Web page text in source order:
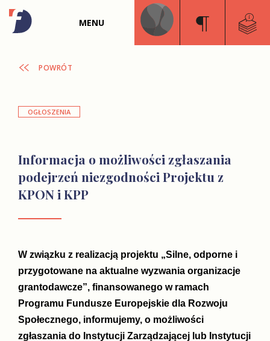
MENU
POWRÓT
OGŁOSZENIA
Informacja o możliwości zgłaszania
podejrzeń niezgodności Projektu z
KPON i KPP
W związku z realizacją projektu „Silne, odporne i
przygotowane na aktualne wyzwania organizacje
grantodawcze”, finansowanego w ramach
Programu Fundusze Europejskie dla Rozwoju
Społecznego, informujemy, o możliwości
zgłaszania do Instytucji Zarządzającej lub Instytucji